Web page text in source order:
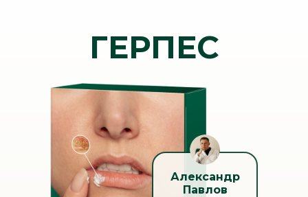
Александр
Павлов
ГЕРПЕС